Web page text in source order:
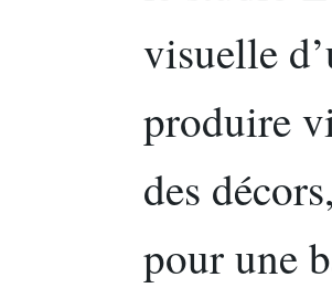
visuelle
produire
des
pour une